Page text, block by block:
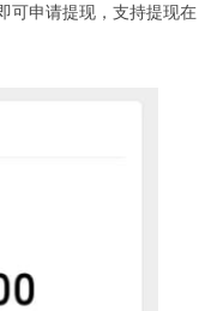
可申请提现，支持提现在